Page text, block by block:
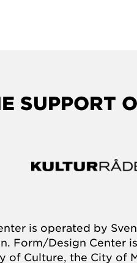
SUPPORT
is operated by
Form/Design Center
of Culture, the City of